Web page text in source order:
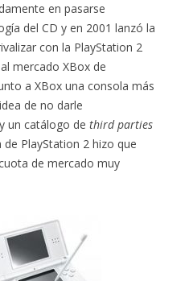
en pasarse
del CD y en 2001 lanzó la
con la PlayStation 2
mercado XBox de
a XBox una consola más
de no darle
un catálogo dethird parties
PlayStation 2 hizo que
de mercado muy